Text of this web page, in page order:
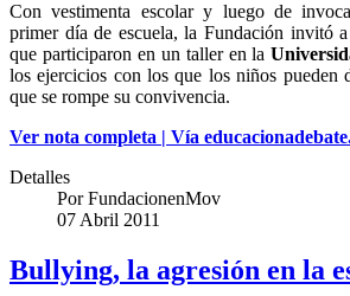
Con vestimenta escolar y luego de
primer día de escuela, la Fundación invitó
que participaron en un taller en la
los ejercicios con los que los niños pueden
que se rompe su convivencia.
Ver nota completa | Vía
Detalles
PorFundacionenMov
07 Abril 2011
Bullying, la agresión en la